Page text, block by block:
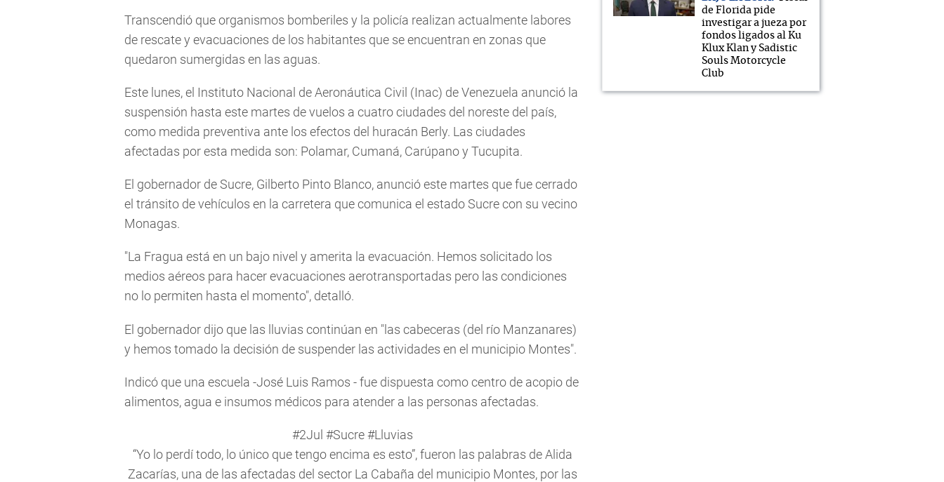
Transcendió que organismos bomberiles y la policía realizan actualmente labores
de rescate y evacuaciones de los habitantes que se encuentran en zonas que
quedaron sumergidas en las aguas.
Este lunes, el Instituto Nacional de Aeronáutica Civil (Inac) de Venezuela anunció la
suspensión hasta este martes de vuelos a cuatro ciudades del noreste del país,
como medida preventiva ante los efectos del huracán Berly. Las ciudades
afectadas por esta medida son: Polamar, Cumaná, Carúpano y Tucupita.
El gobernador de Sucre, Gilberto Pinto Blanco, anunció este martes que fue cerrado
el tránsito de vehículos en la carretera que comunica el estado Sucre con su vecino
Monagas.
"La Fragua está en un bajo nivel y amerita la evacuación. Hemos solicitado los
medios aéreos para hacer evacuaciones aerotransportadas pero las condiciones
no lo permiten hasta el momento", detalló.
El gobernador dijo que las lluvias continúan en "las cabeceras (del río Manzanares)
y hemos tomado la decisión de suspender las actividades en el municipio Montes".
Indicó que una escuela -José Luis Ramos - fue dispuesta como centro de acopio de
alimentos, agua e insumos médicos para atender a las personas afectadas.
#2Jul #Sucre#Lluvias
“Yo lo perdí todo, lo único que tengo encima es esto”, fueron las palabras de Alida
Zacarías, una de las afectadas del sector La Cabaña del municipio Montes, por las
de Florida pide
investigar a jueza por
fondos ligados al Ku
Klux Klan y Sadistic
Souls Motorcycle
Club